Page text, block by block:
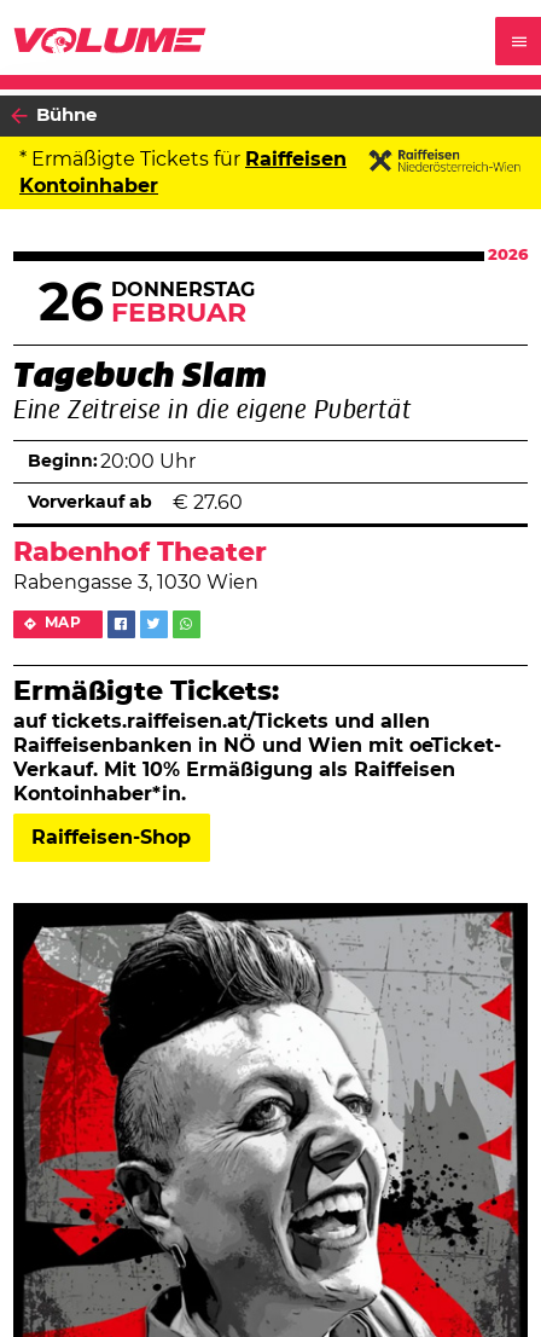
Bühne
* Ermäßigte Tickets für Raiffeisen
Kontoinhaber
2026
26 DONNERSTAG
FEBRUAR
Tagebuch Slam
Eine Zeitreise in die eigene Pubertät
Rabenhof Theater
Rabengasse 3, 1030 Wien
MAP
Ermäßigte Tickets:
auf tickets.raiffeisen.at/Tickets und allen
Raiffeisenbanken in NÖ und Wien mit oeTicket-
Verkauf. Mit 10% Ermäßigung als Raiffeisen
Kontoinhaber*in.
Raiffeisen-Shop
Beginn:20:00 Uhr
Vorverkauf ab € 27.60